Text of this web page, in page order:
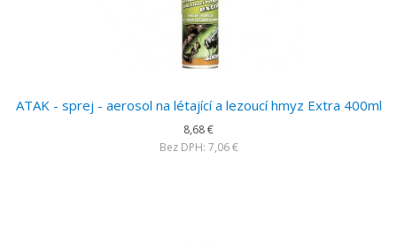
ATAK - sprej - aerosol na létající a lezoucí hmyz Extra 400ml
8,68 €
Bez DPH: 7,06 €